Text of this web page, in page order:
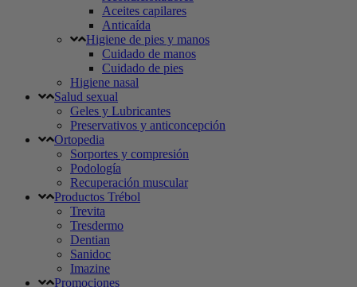
Aceites capilares
Anticaída
Higiene de pies y manos
Cuidado de manos
Cuidado de pies
Higiene nasal
Salud sexual
Geles y Lubricantes
Preservativos y anticoncepción
Ortopedia
Sorportes y compresión
Podología
Recuperación muscular
Productos Trébol
Trevita
Tresdermo
Dentian
Sanidoc
Imazine
Promociones